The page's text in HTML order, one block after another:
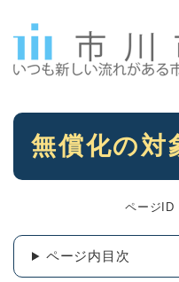
本
無償化の対
ページID
ページ内目次